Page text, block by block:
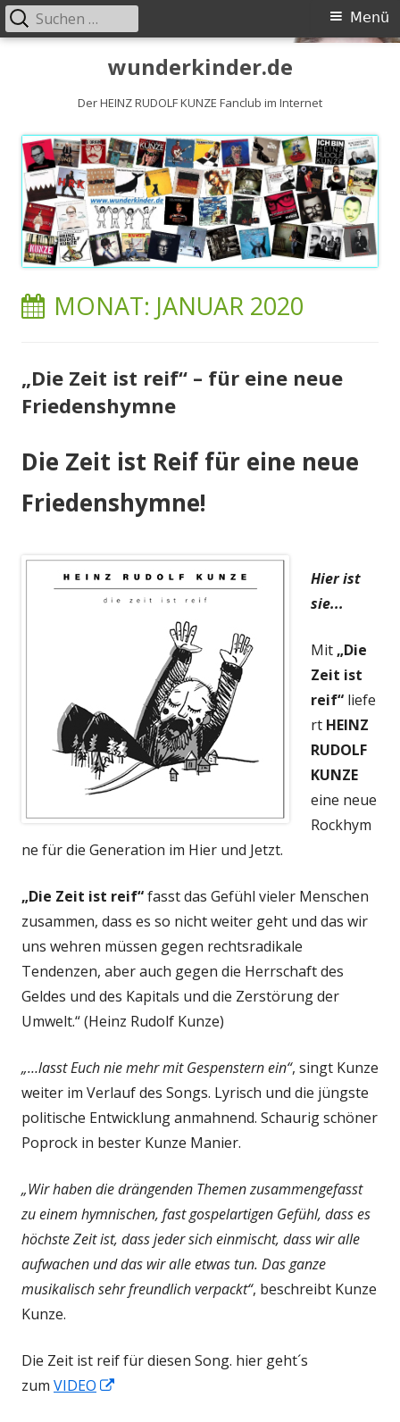
wunderkinder.de
Der HEINZ RUDOLF KUNZE Fanclub im Internet
Primäres
Menü
Suchen
nach:
MONAT: JANUAR 2020
„Die Zeit ist reif“ – für eine neue
Friedenshymne
Die Zeit ist Reif für eine neue
Friedenshymne!
Hier ist
sie...
Mit „Die
Zeit ist
reif“ liefe
rt HEINZ
RUDOLF
KUNZE
eine neue
Rockhym
ne für die Generation im Hier und Jetzt.
„Die Zeit ist reif“fasst das Gefühl vieler Menschen
zusammen, dass es so nicht weiter geht und das wir
uns wehren müssen gegen rechtsradikale
Tendenzen, aber auch gegen die Herrschaft des
Geldes und des Kapitals und die Zerstörung der
Umwelt.“ (Heinz Rudolf Kunze)
„…lasst Euch nie mehr mit Gespenstern ein“, singt Kunze
weiter im Verlauf des Songs. Lyrisch und die jüngste
politische Entwicklung anmahnend. Schaurig schöner
Poprock in bester Kunze Manier.
„Wir haben die drängenden Themen zusammengefasst
zu einem hymnischen, fast gospelartigen Gefühl, dass es
höchste Zeit ist, dass jeder sich einmischt, dass wir alle
aufwachen und das wir alle etwas tun. Das ganze
musikalisch sehr freundlich verpackt“, beschreibt Kunze
Kunze.
Die Zeit ist reif für diesen Song. hier geht´s
zum VIDEO